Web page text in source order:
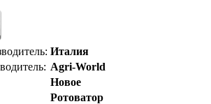
Италия
Agri-World
Новое
Ротоватор